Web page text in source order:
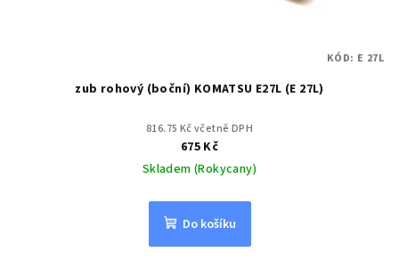
zub rohový (boční) KOMATSU E27L (E 27L)
816.75 Kč včetně DPH
675 Kč
Skladem (Rokycany)
Do košíku
KÓD: E 27L